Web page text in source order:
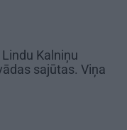
Kalniņu
sajūtas. Viņa